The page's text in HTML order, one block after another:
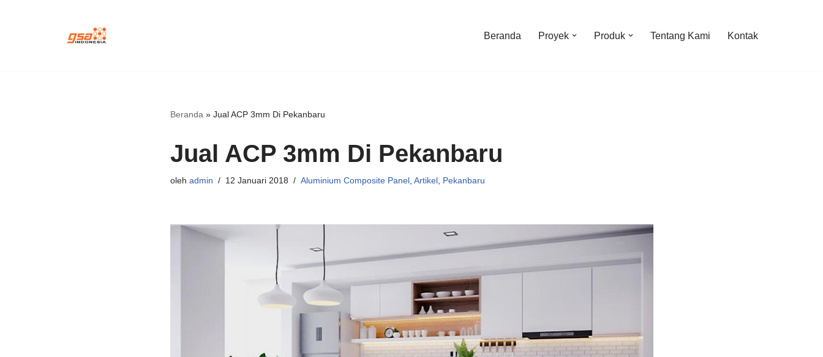
Beranda Proyek Produk Tentang Kami Kontak
Beranda » Jual ACP 3mm Di Pekanbaru
Jual ACP 3mm Di Pekanbaru
oleh admin 12 Januari 2018 Aluminium Composite Panel, Artikel, Pekanbaru